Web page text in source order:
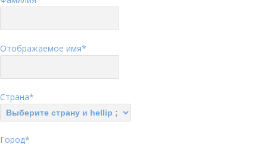
Отображаемое имя*
Страна*
Город*